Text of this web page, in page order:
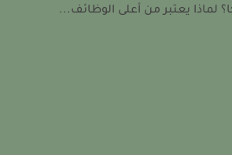
يعتبر من أعلى الوظائف...